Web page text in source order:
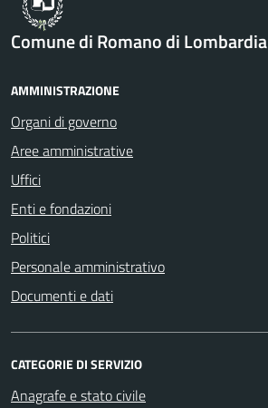
Comune di Romano di Lombardia
AMMINISTRAZIONE
Organi di governo
Aree amministrative
Uffici
Enti e fondazioni
Politici
Personale amministrativo
Documenti e dati
CATEGORIE DI SERVIZIO
Anagrafe e stato civile